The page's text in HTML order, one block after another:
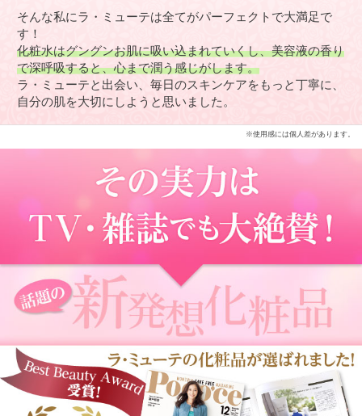
そんな私にラ・ミューテは全てがパーフェクトで大満足で
す！
化粧水はグングンお肌に吸い込まれていくし、美容液の香り
で深呼吸すると、心まで潤う感じがします。
ラ・ミューテと出会い、毎日のスキンケアをもっと丁寧に、
自分の肌を大切にしようと思いました。
※使用感には個人差があります。